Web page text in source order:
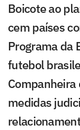
Boicote ao
cem países
Programa da
futebol
medidas